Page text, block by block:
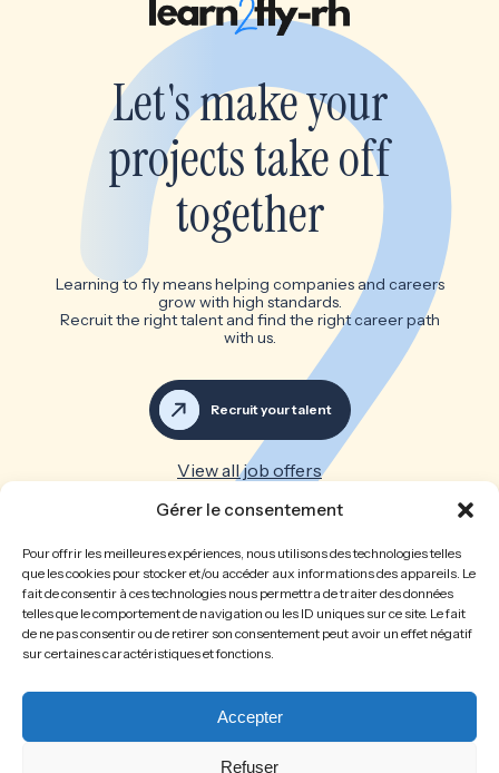
Gérer le consentement
Pour offrir les meilleures expériences, nous utilisons des technologies telles
que les cookies pour stocker et/ou accéder aux informations des appareils. Le
fait de consentir à ces technologies nous permettra de traiter des données
telles que le comportement de navigation ou les ID uniques sur ce site. Le fait
de ne pas consentir ou de retirer son consentement peut avoir un effet négatif
sur certaines caractéristiques et fonctions.
Accepter
Refuser
Let's make your
projects take off
together
Learning to fly means helping companies and careers
grow with high standards.
Recruit the right talent and find the right career path
with us.
Recruit your talent
View all job offers
companies
Home
The firm
Recruitment
Job opportunities
Privacy Policy
Cookies policy